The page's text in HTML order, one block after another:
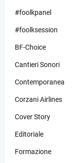
#foolkpanel
#foolksession
BF-Choice
Cantieri Sonori
Contemporanea
Corzani Airlines
Cover Story
Editoriale
Formazione